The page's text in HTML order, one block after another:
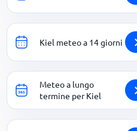
Kiel meteo a 14 giorni
Meteo a lungo
termine per Kiel